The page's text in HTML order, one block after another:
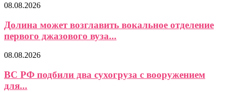
08.08.2026
Долина может возглавить вокальное отделение
первого джазового вуза...
08.08.2026
ВС РФ подбили два сухогруза с вооружением
для...